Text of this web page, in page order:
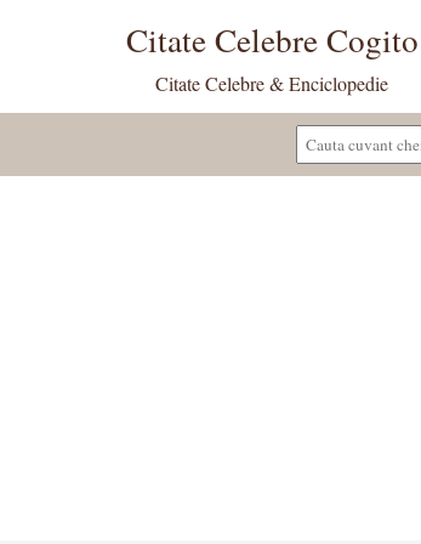
Citate Celebre Cogito
Citate Celebre & Enciclopedie